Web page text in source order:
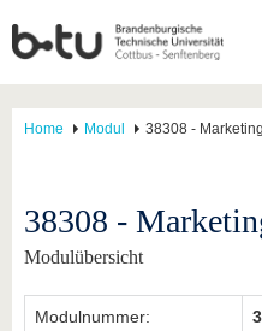
Home Modul 38308 -
38308 -
Modulübersicht
Modulnummer: